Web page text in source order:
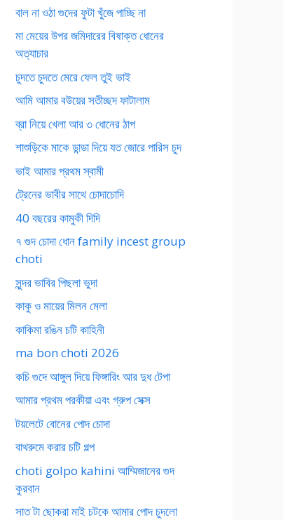
বাল না ওঠা গুদের ফুটা খুঁজে পাচ্ছি না
মা মেয়ের উপর জমিদারের বিষাক্ত ধোনের
অত্যাচার
চুদতে চুদতে মেরে ফেল তুই ভাই
আমি আমার বউয়ের সতীচ্ছদ ফাটালাম
ব্রা নিয়ে খেলা আর ৩ ধোনের ঠাপ
শাশুড়িকে মাকে ডান্ডা দিয়ে যত জোরে পারিস চুদ
ভাই আমার প্রথম স্বামী
ট্রেনের ভাবীর সাথে চোদাচোদি
40 বছরের কামুকী দিদি
৭ গুদ চোদা ধোন family incest group
choti
সুন্দর ভাবির পিছলা ভুদা
কাকু ও মায়ের মিলন মেলা
কাকিমা রঙিন চটি কাহিনী
ma bon choti 2026
কচি গুদে আঙ্গুল দিয়ে ফিঙ্গারিং আর দুধ টেপা
আমার প্রথম পরকীয়া এবং গ্রুপ সেক্স
টয়লেটে বোনের পোদ চোদা
বাথরুমে করার চটি গল্প
choti golpo kahini আম্মিজানের গুদ
কুরবান
সাত টা ছোকরা মাই চটকে আমার পোদ চুদলো